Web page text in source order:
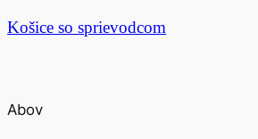
Košice so sprievodcom
Abov